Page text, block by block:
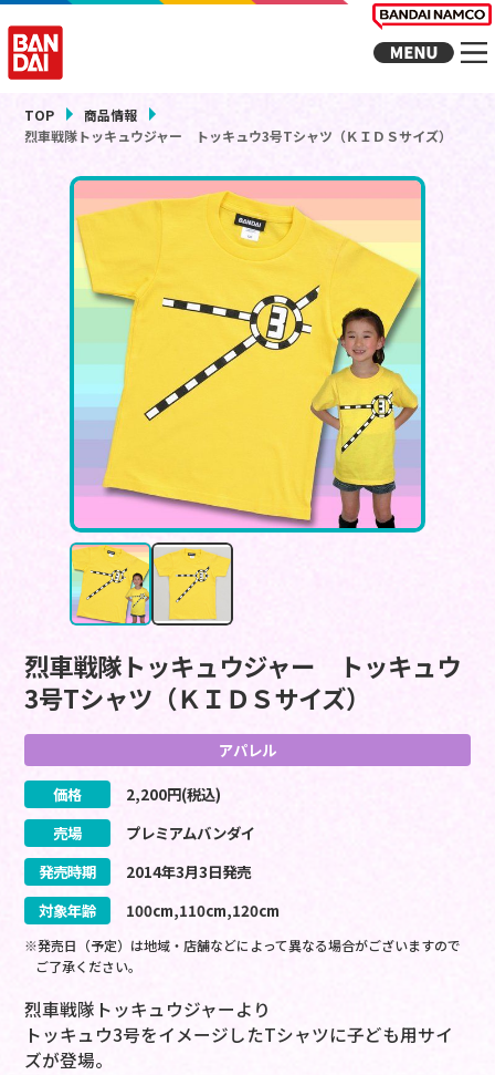
TOP
商品情報
烈車戦隊トッキュウジャー トッキュウ3号Tシャツ（ＫＩＤＳサイズ）
烈車戦隊トッキュウジャー トッキュウ
3号Tシャツ（ＫＩＤＳサイズ）
アパレル
価格 2,200円(税込)
売場
プレミアムバンダイ
発売時期
2014年3月3日発売
対象年齢
100cm,110cm,120cm
※発売日（予定）は地域・店舗などによって異なる場合がございますので
ご了承ください。
烈車戦隊トッキュウジャーより
トッキュウ3号をイメージしたTシャツに子ども用サイ
ズが登場。